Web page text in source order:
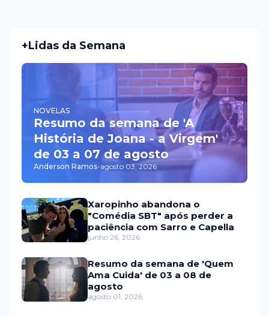
+Lidas da Semana
NOVELAS
Resumo da semana de 'A
História de Joana - a Virgem'
de 03 a 07 de agosto
Anderson Ramos-agosto 03, 2026
Xaropinho abandona o
"Comédia SBT" após perder a
paciência com Sarro e Capella
junho 26, 2026
Resumo da semana de 'Quem
Ama Cuida' de 03 a 08 de
agosto
agosto 01, 2026